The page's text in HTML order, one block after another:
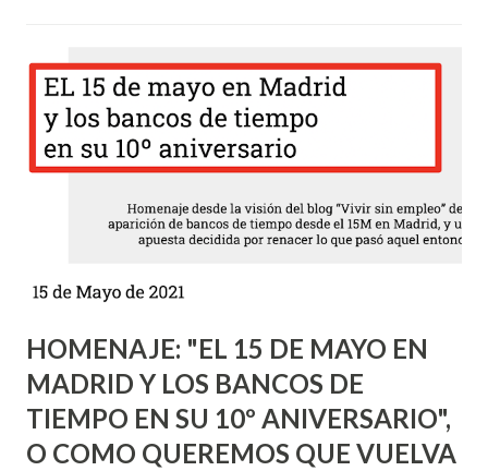
proyecto al público en general. Jurídicamente son una
cooperativa y la moneda que utilizan es exclusivamente
electrónica, utilizándose una tarjeta que facilita las
transacciones entre los miembros además de otros medios
como el teléfono o mediante transferencias entre las
cuentas de depósitos en Euro RES de sus clientes en una
posibilidad de poder u...
HOMENAJE: "EL 15 DE MAYO EN
MADRID Y LOS BANCOS DE
TIEMPO EN SU 10º ANIVERSARIO",
O COMO QUEREMOS QUE VUELVA